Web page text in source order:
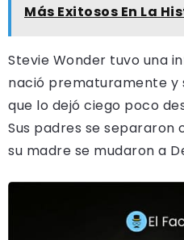
Más Exitosos En La
Stevie Wonder tuvo una
nació prematuramente y
que lo dejó ciego poco
Sus padres se separaron
su madre se mudaron a